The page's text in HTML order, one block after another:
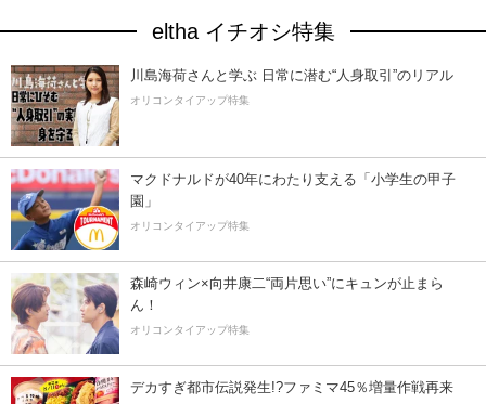
eltha イチオシ特集
川島海荷さんと学ぶ 日常に潜む“人身取引”のリアル
オリコンタイアップ特集
マクドナルドが40年にわたり支える「小学生の甲子
園」
オリコンタイアップ特集
森崎ウィン×向井康二“両片思い”にキュンが止まら
ん！
オリコンタイアップ特集
デカすぎ都市伝説発生!?ファミマ45％増量作戦再来